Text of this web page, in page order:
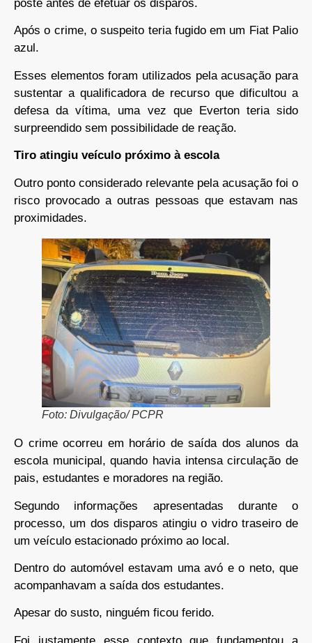
poste antes de efetuar os disparos.
Após o crime, o suspeito teria fugido em um Fiat Palio
azul.
Esses elementos foram utilizados pela acusação para
sustentar a qualificadora de recurso que dificultou a
defesa da vítima, uma vez que Everton teria sido
surpreendido sem possibilidade de reação.
Tiro atingiu veículo próximo à escola
Outro ponto considerado relevante pela acusação foi o
risco provocado a outras pessoas que estavam nas
proximidades.
Foto: Divulgação/ PCPR
O crime ocorreu em horário de saída dos alunos da
escola municipal, quando havia intensa circulação de
pais, estudantes e moradores na região.
Segundo informações apresentadas durante o
processo, um dos disparos atingiu o vidro traseiro de
um veículo estacionado próximo ao local.
Dentro do automóvel estavam uma avó e o neto, que
acompanhavam a saída dos estudantes.
Apesar do susto, ninguém ficou ferido.
Foi justamente esse contexto que fundamentou a